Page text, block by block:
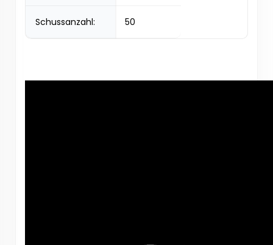
Schussanzahl: 50